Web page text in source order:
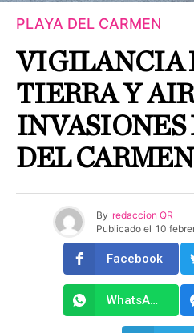
PLAYA DEL CARMEN
VIGILANCIA
TIERRA Y
INVASIONES
DEL CARMEN
By redaccion QR
Publicado el 10
Facebook
WhatsApp